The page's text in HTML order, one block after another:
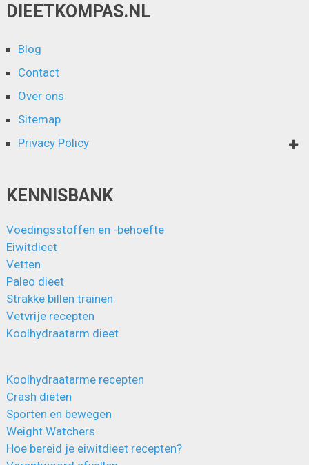
DIEETKOMPAS.NL
Blog
Contact
Over ons
Sitemap
Privacy Policy
KENNISBANK
Voedingsstoffen en -behoefte
Eiwitdieet
Vetten
Paleo dieet
Strakke billen trainen
Vetvrije recepten
Koolhydraatarm dieet
Koolhydraatarme recepten
Crash diëten
Sporten en bewegen
Weight Watchers
Hoe bereid je eiwitdieet recepten?